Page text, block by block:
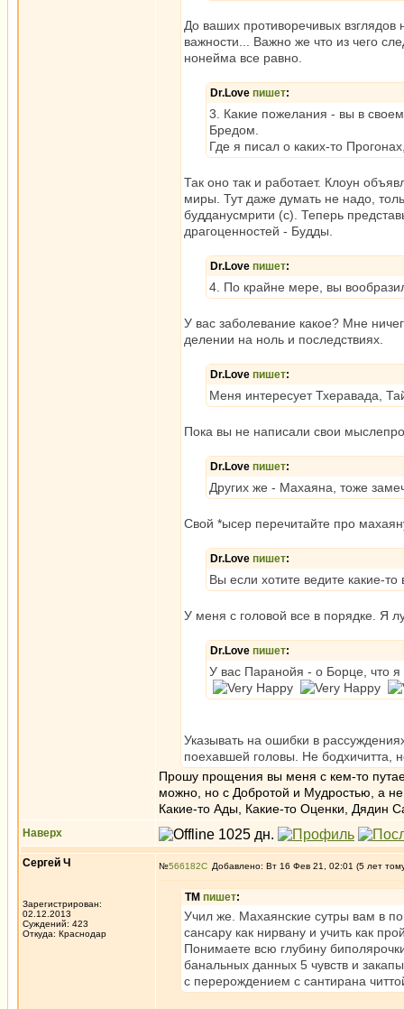
До ваших противоречивых взглядов
важности... Важно же что из чего
нонейма все равно.
Dr.Love пишет:
3. Какие пожелания - вы в
Бредом.
Где я писал о каких-то
Так оно так и работает. Клоун
миры. Тут даже думать не надо,
будданусмрити (с). Теперь
драгоценностей - Будды.
Dr.Love пишет:
4. По крайне мере, вы
У вас заболевание какое? Мне
делении на ноль и последствиях.
Dr.Love пишет:
Меня интересует Тхеравада,
Пока вы не написали свои
Dr.Love пишет:
Других же - Махаяна, тоже
Свой *ысер перечитайте про
Dr.Love пишет:
Вы если хотите ведите какие-
У меня с головой все в порядке. Я
Dr.Love пишет:
У вас Паранойя - о Борце, что
Указывать на ошибки в
поехавшей головы. Не бодхичитта,
Прошу прощения вы меня с кем-то
можно, но с Добротой и Мудростью, а
Какие-то Ады, Какие-то Оценки, Дядин
Наверх
Сергей Ч
Зарегистрирован:
02.12.2013
Суждений: 423
Откуда: Краснодар
№566182 Добавлено: Вт 16 Фев 21, 02:01 (5 лет
ТМ пишет:
Учил же. Махаянские сутры вам в
сансару как нирвану и учить как
Понимаете всю глубину
банальных данных 5 чувств и
с перерождением с сантирана